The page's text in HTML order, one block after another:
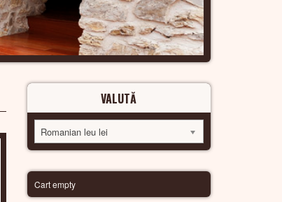
VALUTĂ
Romanian leu lei
Cart empty